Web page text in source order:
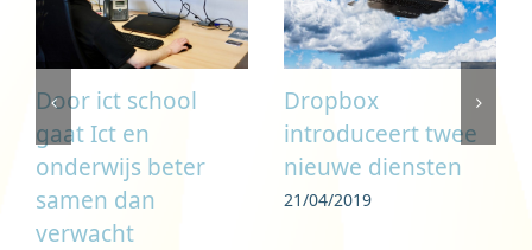
Door ict school
gaat Ict en
onderwijs beter
samen dan
verwacht
Dropbox
introduceert twee
nieuwe diensten
21/04/2019